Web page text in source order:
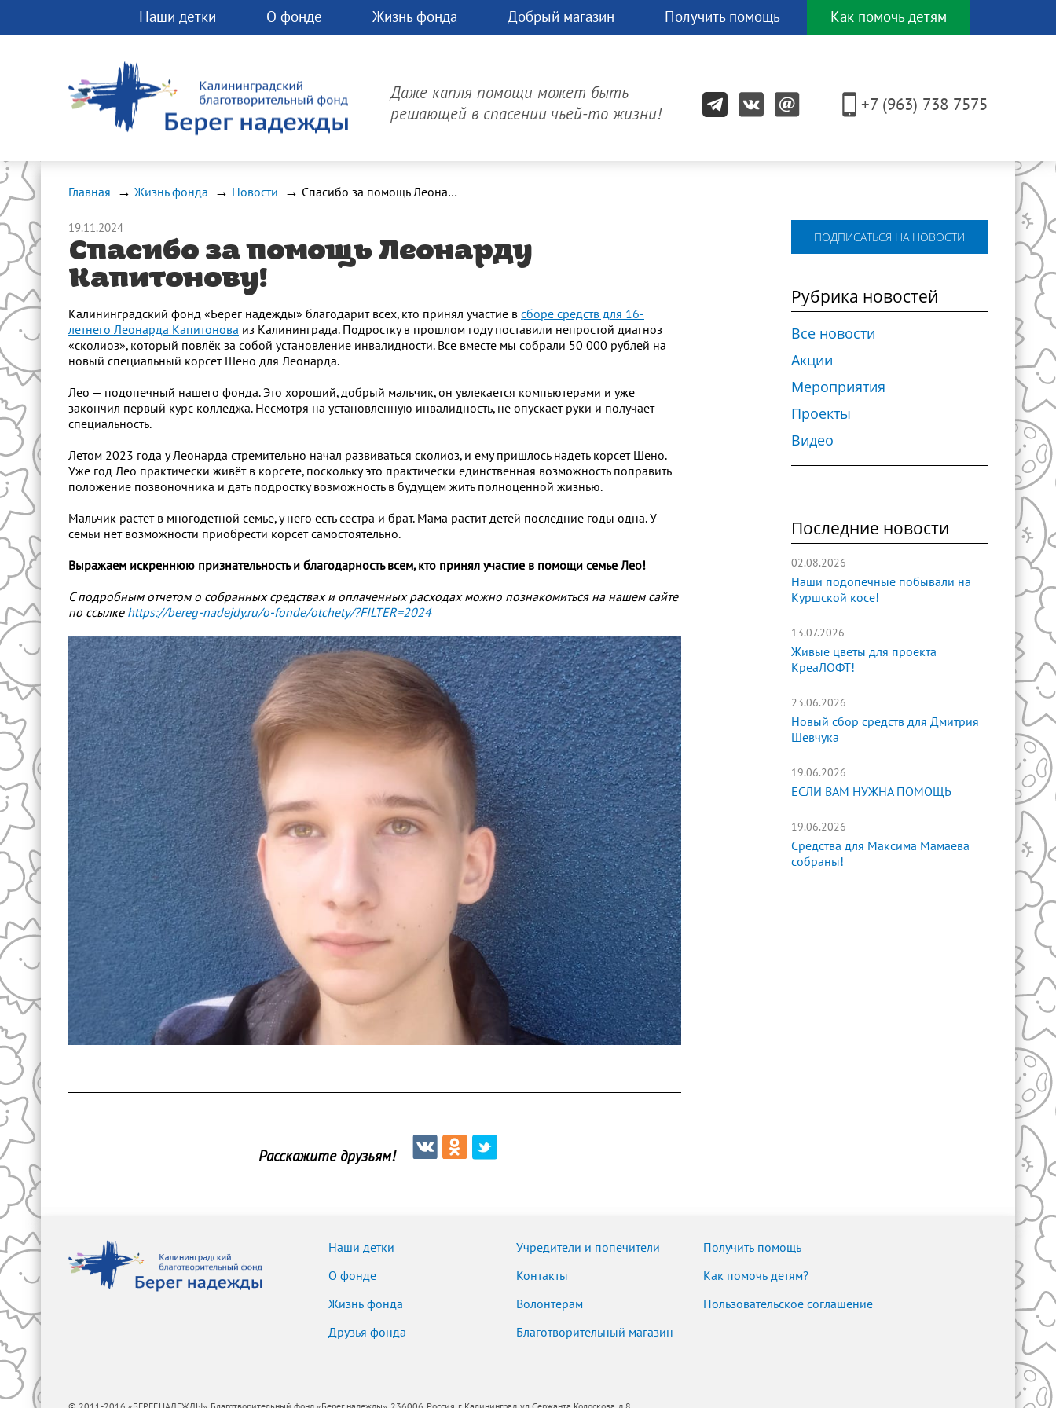
Наши детки О фонде Жизнь фонда Добрый магазин Получить помощь Как помочь детям
фонду прямо сейчас.
Любая помощь может
спасти чью-ту жизнь!
ДЕСЯТКОМ
других
Даже капля помощи может быть
решающей в спасении чьей-то жизни!
+7 (963) 738 7575
Главная Жизнь фонда Новости Спасибо за помощь Леонарду Капитонову!
19.11.2024
Спасибо за помощь Леонарду
Капитонову!
Калининградский фонд «Берег надежды» благодарит всех, кто принял участие в сборе средств для 16-
летнего Леонарда Капитонова из Калининграда. Подростку в прошлом году поставили непростой диагноз
«сколиоз», который повлёк за собой установление инвалидности. Все вместе мы собрали 50 000 рублей на
новый специальный корсет Шено для Леонарда.
Лео — подопечный нашего фонда. Это хороший, добрый мальчик, он увлекается компьютерами и уже
закончил первый курс колледжа. Несмотря на установленную инвалидность, не опускает руки и получает
специальность.
Летом 2023 года у Леонарда стремительно начал развиваться сколиоз, и ему пришлось надеть корсет Шено.
Уже год Лео практически живёт в корсете, поскольку это практически единственная возможность поправить
положение позвоночника и дать подростку возможность в будущем жить полноценной жизнью.
Мальчик растет в многодетной семье, у него есть сестра и брат. Мама растит детей последние годы одна. У
семьи нет возможности приобрести корсет самостоятельно.
Выражаем искреннюю признательность и благодарность всем, кто принял участие в помощи семье Лео!
С подробным отчетом о собранных средствах и оплаченных расходах можно познакомиться на нашем сайте
по ссылке https://bereg-nadejdy.ru/o-fonde/otchety/?FILTER=2024
Расскажите друзьям!
ПОДПИСАТЬСЯ НА НОВОСТИ
Рубрика новостей
Все новости
Акции
Мероприятия
Проекты
Видео
Последние новости
02.08.2026
Наши подопечные побывали на
Куршской косе!
13.07.2026
Живые цветы для проекта
КреаЛОФТ!
23.06.2026
Новый сбор средств для Дмитрия
Шевчука
19.06.2026
ЕСЛИ ВАМ НУЖНА ПОМОЩЬ
19.06.2026
Средства для Максима Мамаева
собраны!
Наши детки
О фонде
Жизнь фонда
Друзья фонда
Учредители и попечители
Контакты
Волонтерам
Благотворительный магазин
Получить помощь
Как помочь детям?
Пользовательское соглашение